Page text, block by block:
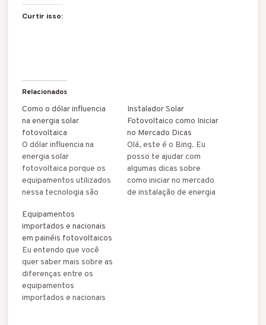
Curtir isso:
Relacionados
Como o dólar influencia
na energia solar
fotovoltaica
O dólar influencia na
energia solar
fotovoltaica porque os
equipamentos utilizados
nessa tecnologia são
países, principalmente da
China. Assim, o preço
dos painéis solares e dos
inversores depende da
cotação do dólar no
momento da compra e da
entrada no Brasil12. Além
disso, os impostos sobre
Instalador Solar
Fotovoltaico como Iniciar
no Mercado Dicas
Olá, este é o Bing. Eu
posso te ajudar com
algumas dicas sobre
como iniciar no mercado
de instalação de energia
Equipamentos
importados e nacionais
em painéis fotovoltaicos
Eu entendo que você
quer saber mais sobre as
diferenças entre os
equipamentos
importados e nacionais